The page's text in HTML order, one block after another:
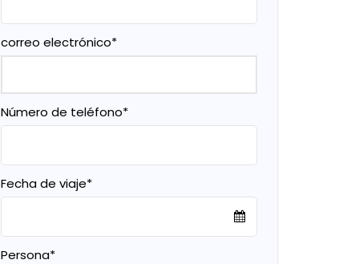
correo electrónico*
Número de teléfono*
Fecha de viaje*
Persona*